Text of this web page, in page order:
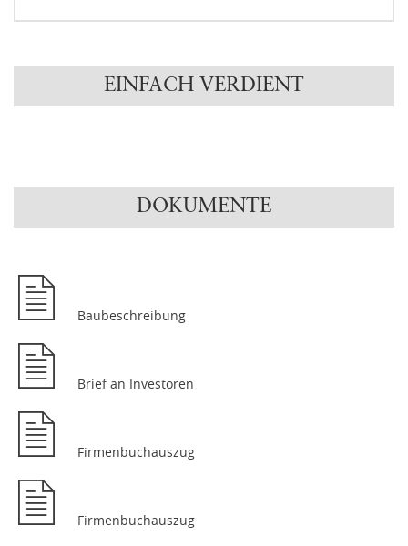
EINFACH VERDIENT
DOKUMENTE
Baubeschreibung
Brief an Investoren
Firmenbuchauszug
Firmenbuchauszug